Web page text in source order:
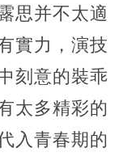
思并不太適
實力，演技
刻意的裝乖
太多精彩的
入青春期的